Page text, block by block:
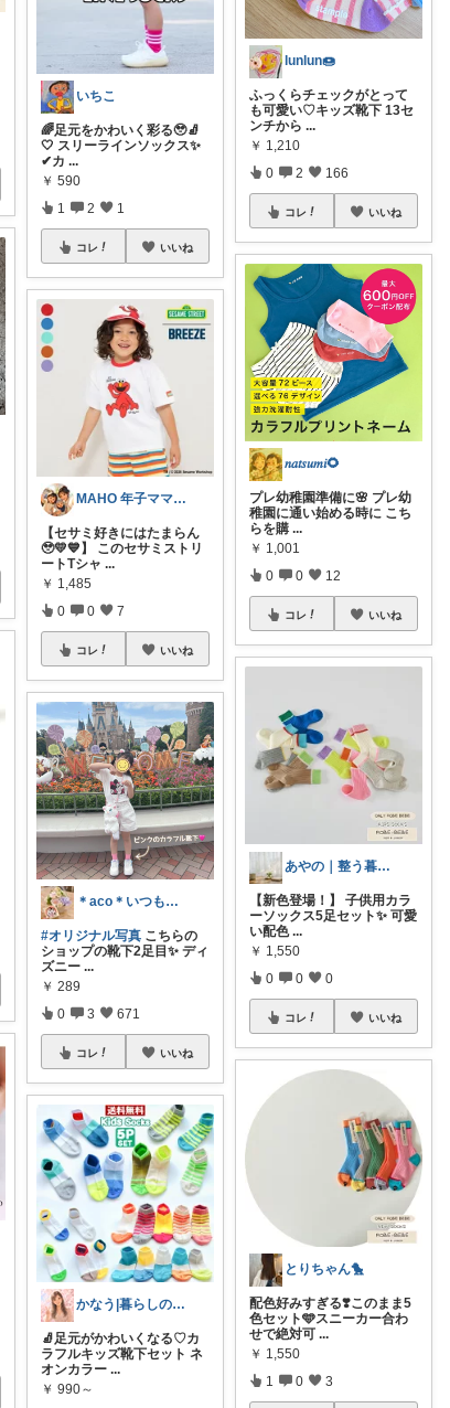
いちこ
🌈足元をかわいく彩る🥹🧦
🤍 スリーラインソックス✨
✔︎カ ...
￥ 590
1 2 1
コレ いいね
MAHO 年子ママ👧👶🏻
【セサミ好きにはたまらん
🥹💛💙】 このセサミストリ
ートTシャ ...
￥ 1,485
0 0 7
コレ いいね
＊aco＊いつもありがとうございます♡
#オリジナル写真 こちらの
ショップの靴下2足目✨ ディ
ズニー ...
￥ 289
0 3 671
コレ いいね
かなう|暮らしの記録🌱
🧦足元がかわいくなる♡カ
ラフルキッズ靴下セット ネ
オンカラー ...
￥ 990～
lunlun🍩
ふっくらチェックがとって
も可愛い♡キッズ靴下 13セ
ンチから ...
￥ 1,210
0 2 166
コレ いいね
𝑛𝑎𝑡𝑠𝑢𝑚𝑖🌻
プレ幼稚園準備に🌸 プレ幼
稚園に通い始める時に こち
らを購 ...
￥ 1,001
0 0 12
コレ いいね
あやの｜整う暮らしROOM
【新色登場！】 子供用カラ
ーソックス5足セット✨ 可愛
い配色 ...
￥ 1,550
0 0 0
コレ いいね
とりちゃん🐤
配色好みすぎる❣️このまま5
色セット🩵スニーカー合わ
せで絶対可 ...
￥ 1,550
1 0 3